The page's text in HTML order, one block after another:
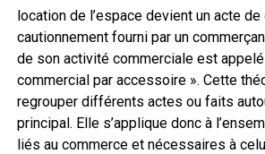
location de l’espace devient un acte
cautionnement fourni par un
de son activité commerciale est
commercial par accessoire ». Cette
regrouper différents actes ou faits
principal. Elle s’applique donc à
liés au commerce et nécessaires à